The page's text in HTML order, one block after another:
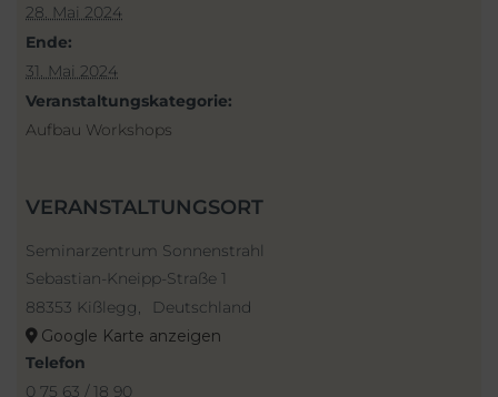
28. Mai 2024
Ende:
31. Mai 2024
Veranstaltungskategorie:
Aufbau Workshops
VERANSTALTUNGSORT
Seminarzentrum Sonnenstrahl
Sebastian-Kneipp-Straße 1
88353 Kißlegg,
Deutschland
Google Karte anzeigen
Telefon
0 75 63 / 18 90